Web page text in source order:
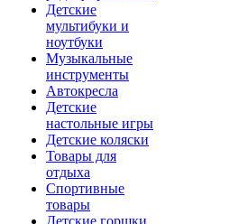
Детские
мультибуки и
ноутбуки
Музыкальные
инструменты
Автокресла
Детские
настольные игры
Детские коляски
Товары для
отдыха
Спортивные
товары
Детские горшки